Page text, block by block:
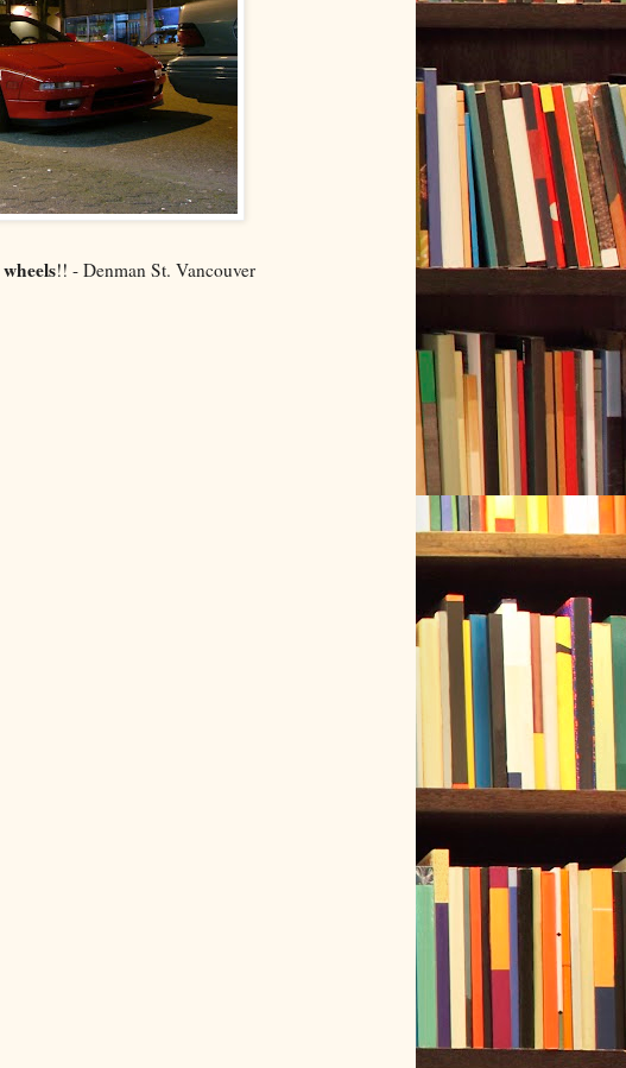
wheels!! - Denman St. Vancouver